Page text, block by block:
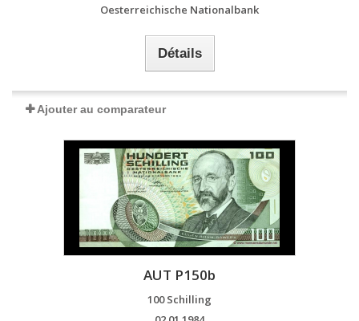
Oesterreichische Nationalbank
Détails
Ajouter au comparateur
AUT P150b
100 Schilling